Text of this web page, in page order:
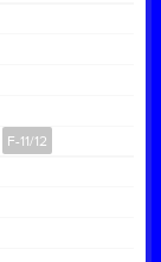
F-11/12